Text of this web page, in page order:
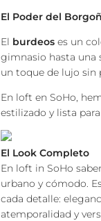
El Poder del
El burdeos es un
gimnasio hasta una
un toque de lujo sin
En loft en SoHo,
estilizado y lista
El Look Completo
En loft in SoHo
urbano y cómodo.
cada detalle:
atemporalidad y